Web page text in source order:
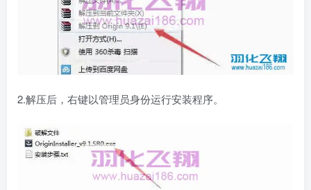
2.解压后，右键以管理员身份运行安装程序。